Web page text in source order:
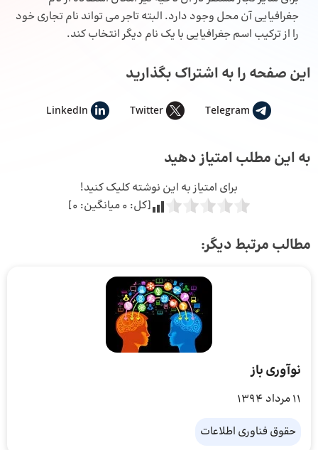
جغرافیایی آن محل وجود دارد. البته تاجر می تواند نام تجاری خود
را از ترکیب اسم جغرافیایی با یک نام دیگر انتخاب کند.
این صفحه را به اشتراک بگذارید
Telegram
Twitter
LinkedIn
به این مطلب امتیاز دهید
برای امتیاز به این نوشته کلیک کنید!
[کل: 0میانگین: 0
]
مطالب مرتبط دیگر:
نوآوری باز
11 مرداد 1394
حقوق فناوری اطلاعات